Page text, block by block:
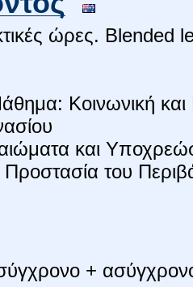
ώρες.
Κοινωνική και
και
του
+